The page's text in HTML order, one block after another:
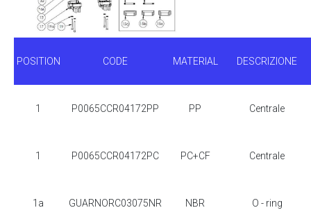
POSITION CODE MATERIAL DESCRIZIONE
1 P0065CCR04172PP PP Centrale
1 P0065CCR04172PC PC+CF Centrale
1a GUARNORC03075NR NBR O - ring